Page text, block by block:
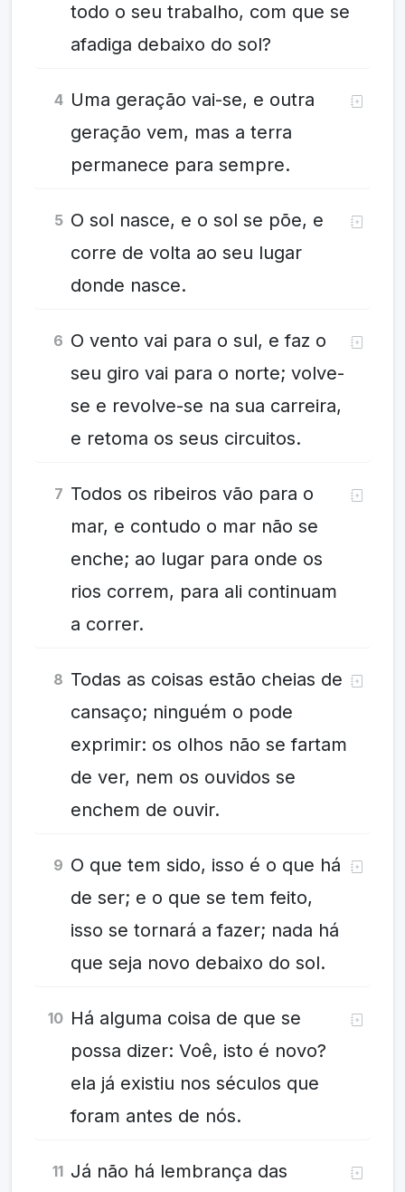
todo o seu trabalho, com que se
afadiga debaixo do sol?
4 Uma geração vai-se, e outra
geração vem, mas a terra
permanece para sempre.
5 O sol nasce, e o sol se põe, e
corre de volta ao seu lugar
donde nasce.
6 O vento vai para o sul, e faz o
seu giro vai para o norte; volve-
se e revolve-se na sua carreira,
e retoma os seus circuitos.
7 Todos os ribeiros vão para o
mar, e contudo o mar não se
enche; ao lugar para onde os
rios correm, para ali continuam
a correr.
8 Todas as coisas estão cheias de
cansaço; ninguém o pode
exprimir: os olhos não se fartam
de ver, nem os ouvidos se
enchem de ouvir.
9 O que tem sido, isso é o que há
de ser; e o que se tem feito,
isso se tornará a fazer; nada há
que seja novo debaixo do sol.
10 Há alguma coisa de que se
possa dizer: Voê, isto é novo?
ela já existiu nos séculos que
foram antes de nós.
11 Já não há lembrança das